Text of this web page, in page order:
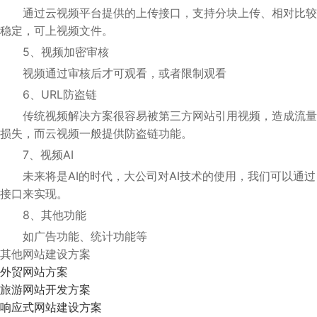
通过云视频平台提供的上传接口，支持分块上传、相对比较
稳定，可上视频文件。
5、视频加密审核
视频通过审核后才可观看，或者限制观看
6、URL防盗链
传统视频解决方案很容易被第三方网站引用视频，造成流量
损失，而云视频一般提供防盗链功能。
7、视频AI
未来将是AI的时代，大公司对AI技术的使用，我们可以通过
接口来实现。
8、其他功能
如广告功能、统计功能等
其他网站建设方案
外贸网站方案
旅游网站开发方案
响应式网站建设方案